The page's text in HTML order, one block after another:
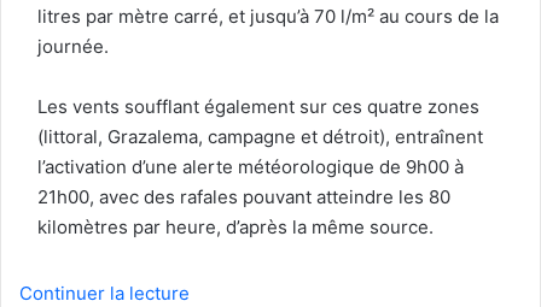
litres par mètre carré, et jusqu’à 70 l/m² au cours de la
journée.
Les vents soufflant également sur ces quatre zones
(littoral, Grazalema, campagne et détroit), entraînent
l’activation d’une alerte météorologique de 9h00 à
21h00, avec des rafales pouvant atteindre les 80
kilomètres par heure, d’après la même source.
Continuer la lecture